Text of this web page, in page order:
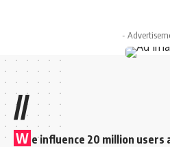
-
//
W e influence 20 million users